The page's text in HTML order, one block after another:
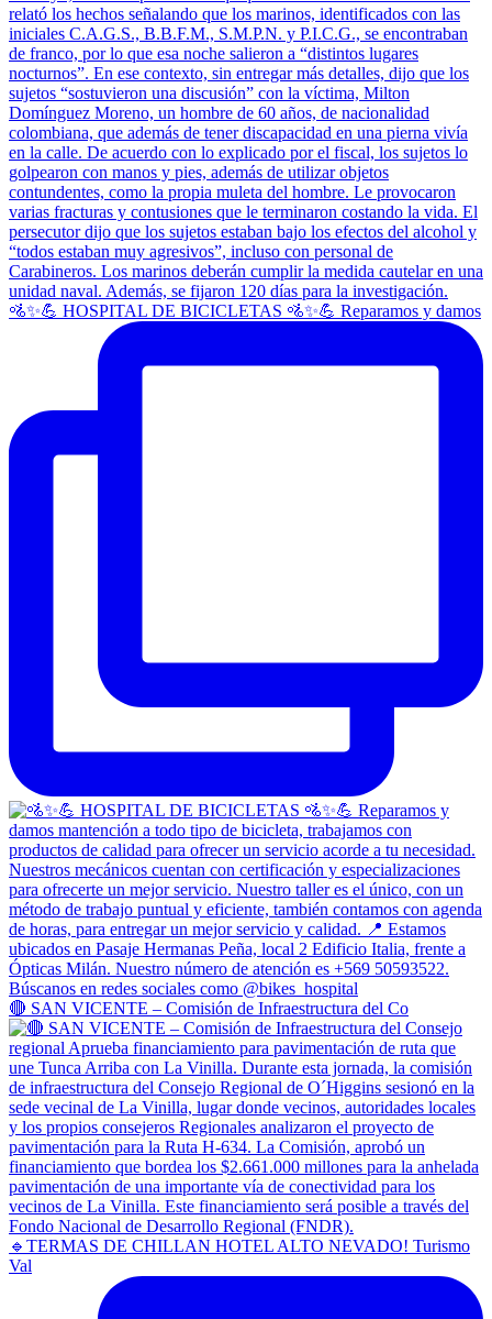
🚵✨💪 HOSPITAL DE BICICLETAS 🚵✨💪 Reparamos y damos
🔴 SAN VICENTE – Comisión de Infraestructura del Co
🔹TERMAS DE CHILLAN HOTEL ALTO NEVADO! Turismo
Val